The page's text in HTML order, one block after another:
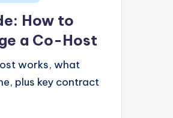
How to
a Co-Host
works, what
plus key contract